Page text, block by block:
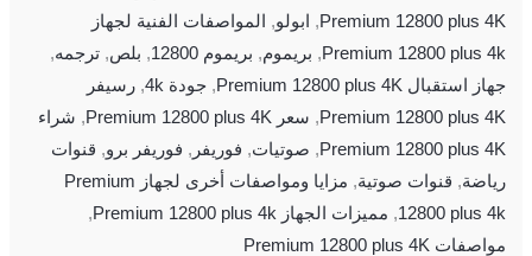
Premium 12800 plus 4K
, ابولو,
المواصفات الفنية لجهاز
Premium 12800 plus 4k
, بريموم, بريموم 12800 , بلص,ترجمه,
جهاز استقبال Premium 12800 plus 4K
,جودة 4k ,رسيفر
Premium 12800 plus 4K
, سعر Premium 12800 plus 4K , شراء
Premium 12800 plus 4K
, صوتيات, فوريفر , فوريفر برو, قنوات
رياضة, قنوات صوتية,
مزايا ومواصفات أخرى لجهاز Premium
12800 plus 4k
, مميزات الجهاز Premium 12800 plus 4k
,
مواصفات Premium 12800 plus 4K